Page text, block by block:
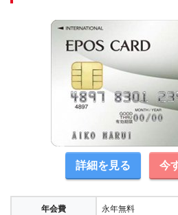
詳細を見る 今
年会費 永年無料